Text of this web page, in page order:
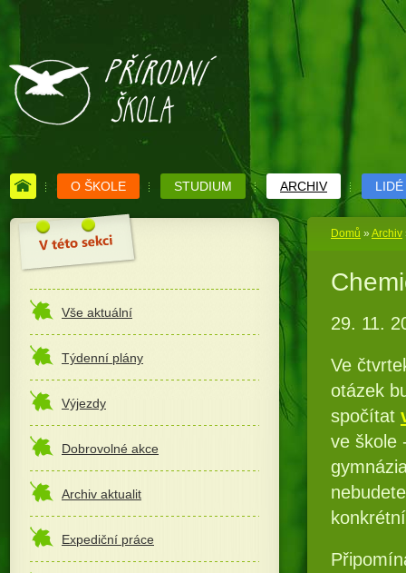
O ŠKOLE STUDIUM ARCHIV LIDÉ
Vše aktuální
Týdenní plány
Výjezdy
Dobrovolné akce
Archiv aktualit
Expediční práce
Domů » Archiv
29. 11.
Ve
otázek
spočítat
ve škole